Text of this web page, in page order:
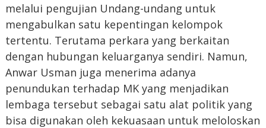
melalui pengujian Undang-undang untuk
mengabulkan satu kepentingan kelompok
tertentu. Terutama perkara yang berkaitan
dengan hubungan keluarganya sendiri. Namun,
Anwar Usman juga menerima adanya
penundukan terhadap MK yang menjadikan
lembaga tersebut sebagai satu alat politik yang
bisa digunakan oleh kekuasaan untuk meloloskan